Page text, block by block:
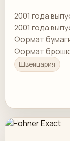
2001 года
2001 года
Формат
Формат
Швейцария